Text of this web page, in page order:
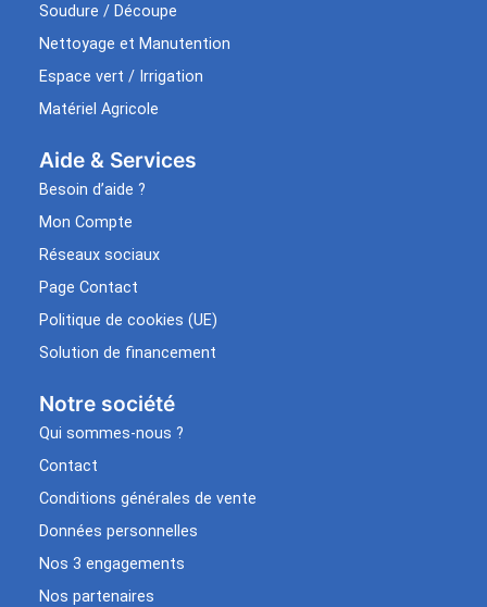
Soudure / Découpe
Nettoyage et Manutention
Espace vert / Irrigation
Matériel Agricole
Aide & Services​
Besoin d’aide ?
Mon Compte
Réseaux sociaux
Page Contact
Politique de cookies (UE)
Solution de financement
Notre société
Qui sommes-nous ?
Contact
Conditions générales de vente
Données personnelles
Nos 3 engagements
Nos partenaires